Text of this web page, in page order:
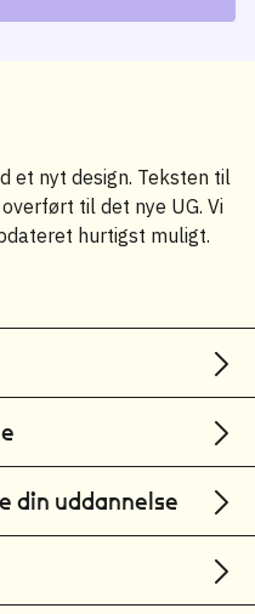
et nyt design. Teksten til
til det nye UG. Vi
hurtigst muligt.
din uddannelse